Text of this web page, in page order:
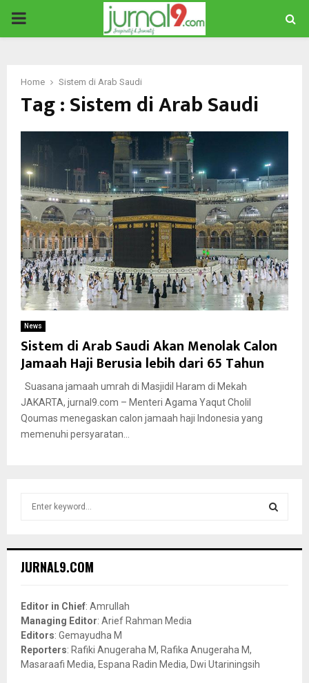
PRIMARY
Home Sistem di Arab Saudi
Tag : Sistem di Arab Saudi
News
Sistem di Arab Saudi Akan Menolak Calon
Jamaah Haji Berusia lebih dari 65 Tahun
Suasana jamaah umrah di Masjidil Haram di Mekah
JAKARTA, jurnal9.com – Menteri Agama Yaqut Cholil
Qoumas menegaskan calon jamaah haji Indonesia yang
memenuhi persyaratan...
h
o
r
:
JURNAL9.COM
Editor in Chief: Amrullah
Managing Editor: Arief Rahman Media
Editors: Gemayudha M
Reporters: Rafiki Anugeraha M, Rafika Anugeraha M,
Masaraafi Media, Espana Radin Media, Dwi Utariningsih